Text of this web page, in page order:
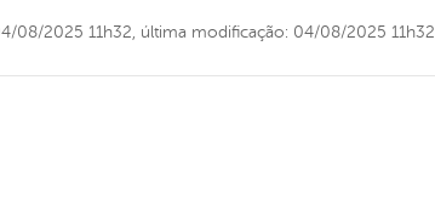
08/2025 11h32, última modificação: 04/08/2025 11h32